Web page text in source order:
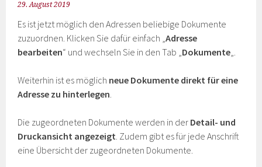
29. August 2019
Es ist jetzt möglich den Adressen beliebige Dokumente
zuzuordnen. Klicken Sie dafür einfach „Adresse
bearbeiten“ und wechseln Sie in den Tab „Dokumente„.
Weiterhin ist es möglich neue Dokumente direkt für eine
Adresse zu hinterlegen.
Die zugeordneten Dokumente werden in der Detail- und
Druckansicht angezeigt. Zudem gibt es für jede Anschrift
eine Übersicht der zugeordneten Dokumente.